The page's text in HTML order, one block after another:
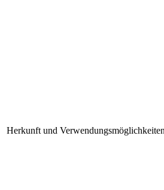
Herkunft und